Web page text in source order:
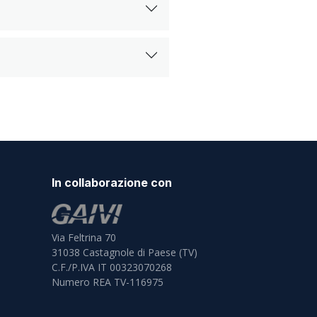
In collaborazione con
Via Feltrina 70
31038 Castagnole di Paese (TV)
C.F./P.IVA IT 00323070268
Numero REA TV-116975